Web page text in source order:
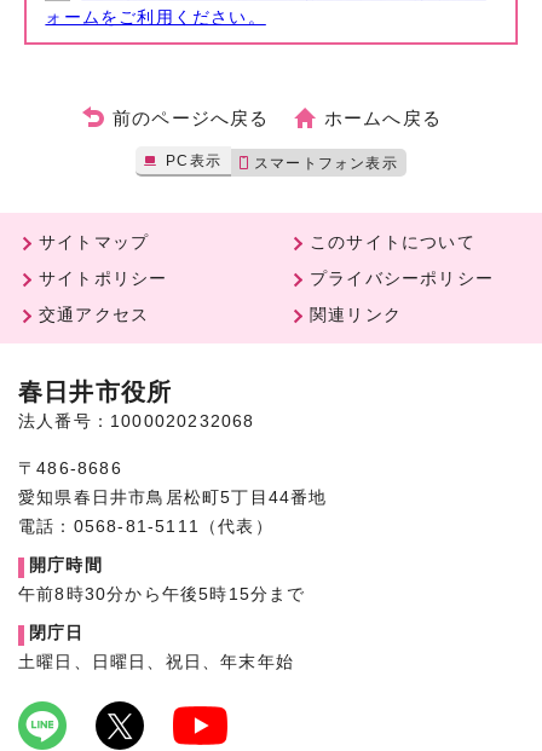
ォームをご利用ください。
前のページへ戻る ホームへ戻る
PC表示 スマートフォン表示
サイトマップ
このサイトについて
サイトポリシー
プライバシーポリシー
交通アクセス
関連リンク
春日井市役所
法人番号：1000020232068
〒486-8686
愛知県春日井市鳥居松町5丁目44番地
電話：0568-81-5111（代表）
開庁時間
午前8時30分から午後5時15分まで
閉庁日
土曜日、日曜日、祝日、年末年始